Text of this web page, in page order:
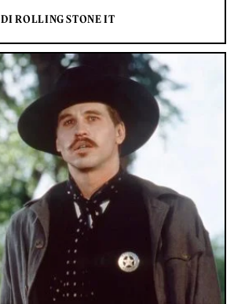
DI ROLLING STONE IT